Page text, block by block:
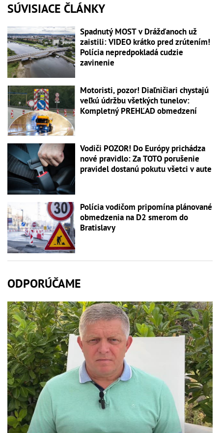
SÚVISIACE ČLÁNKY
Spadnutý MOST v Drážďanoch už
zaistili: VIDEO krátko pred zrútením!
Polícia nepredpokladá cudzie
zavinenie
Motoristi, pozor! Diaľničiari chystajú
veľkú údržbu všetkých tunelov:
Kompletný PREHĽAD obmedzení
Vodiči POZOR! Do Európy prichádza
nové pravidlo: Za TOTO porušenie
pravidel dostanú pokutu všetci v aute
Polícia vodičom pripomína plánované
obmedzenia na D2 smerom do
Bratislavy
ODPORÚČAME